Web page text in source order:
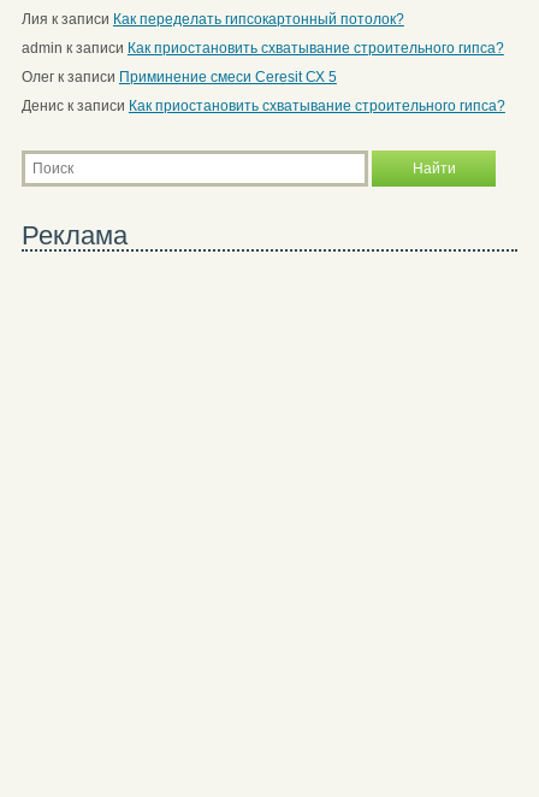
Лия к записи Как переделать гипсокартонный потолок?
admin к записи Как приостановить схватывание строительного гипса?
Олегк записи Приминение смеси Ceresit СХ 5
Дениск записи Как приостановить схватывание строительного гипса?
Реклама